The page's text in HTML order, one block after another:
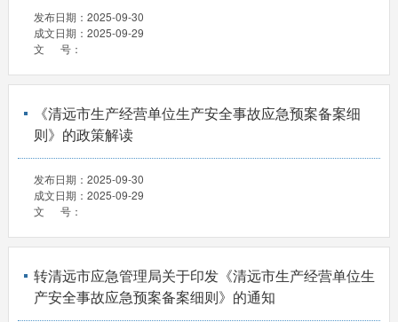
发布日期： 2025-09-30
成文日期： 2025-09-29
文 号：
《清远市生产经营单位生产安全事故应急预案备案细
则》的政策解读
发布日期： 2025-09-30
成文日期： 2025-09-29
文 号：
转清远市应急管理局关于印发《清远市生产经营单位生
产安全事故应急预案备案细则》的通知